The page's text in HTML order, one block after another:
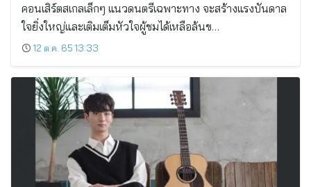
คอนเสิร์ตสเกลเล็กๆ แนวดนตรีเฉพาะทาง จะสร้างแรงบันดาล
ใจยิ่งใหญ่และเติมเต็มหัวใจผู้ชมได้เหลือล้นข…
12 ต.ค. 65 13:33